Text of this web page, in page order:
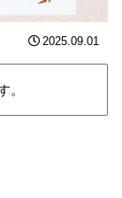
2025.09.01
。